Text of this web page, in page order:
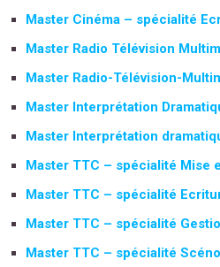
Master Cinéma – spécialité
Master Radio Télévision
Master Radio-Télévision-
Master Interprétation
Master Interprétation
Master TTC – spécialité Mise
Master TTC – spécialité
Master TTC – spécialité
Master TTC – spécialité